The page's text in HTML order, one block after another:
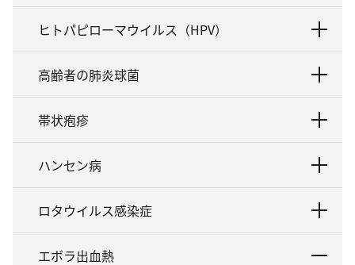
ヒトパピローマウイルス（HPV）
高齢者の肺炎球菌
帯状疱疹
ハンセン病
ロタウイルス感染症
エボラ出血熱